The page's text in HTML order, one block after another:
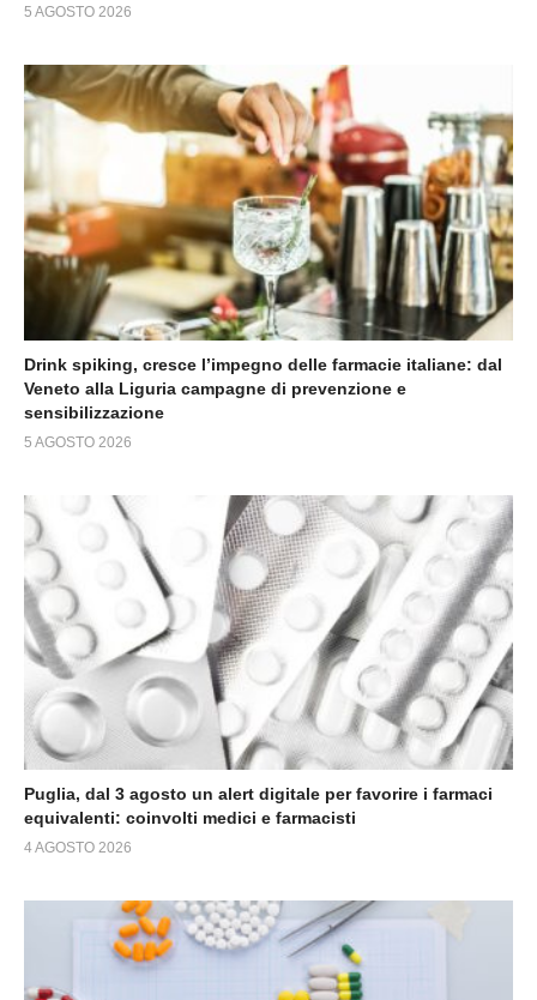
5 AGOSTO 2026
Drink spiking, cresce l’impegno delle farmacie italiane: dal
Veneto alla Liguria campagne di prevenzione e
sensibilizzazione
5 AGOSTO 2026
Puglia, dal 3 agosto un alert digitale per favorire i farmaci
equivalenti: coinvolti medici e farmacisti
4 AGOSTO 2026